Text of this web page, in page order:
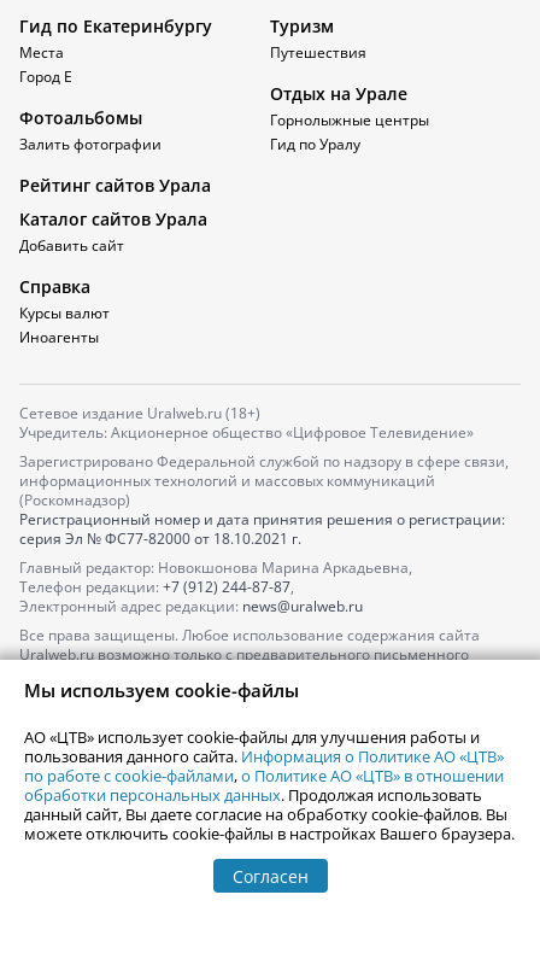
Гид по Екатеринбургу
Места
Город Е
Фотоальбомы
Залить фотографии
Туризм
Путешествия
Отдых на Урале
Горнолыжные центры
Гид по Уралу
Рейтинг сайтов Урала
Каталог сайтов Урала
Добавить сайт
Справка
Курсы валют
Иноагенты
Сетевое издание Uralweb.ru (18+)
Учредитель: Акционерное общество «Цифровое Телевидение»
Зарегистрировано Федеральной службой по надзору в сфере связи,
информационных технологий и массовых коммуникаций
(Роскомнадзор)
Регистрационный номер и дата принятия решения о регистрации:
серия Эл № ФС77-82000от 18.10.2021 г.
Главный редактор: Новокшонова Марина Аркадьевна,
Телефон редакции: +7 (912) 244-87-87,
Электронный адрес редакции: news@uralweb.ru
Все права защищены. Любое использование содержания сайта
Uralweb.ru возможно только с предварительного письменного
По вопросам размещения рекламы обращайтесь по тел.
По вопросам размещения информации в разделе «Афиша»
afisha@uralweb.ru
Пользовательское соглашение на использование сайта
Политика АО «ЦТВ» в отношении обработки персональных данных
Мы используем cookie-файлы
АО «ЦТВ» использует cookie-файлы для улучшения работы и
пользования данного сайта. Информация о Политике АО «ЦТВ»
по работе с cookie-файлами,о Политике АО «ЦТВ» в отношении
обработки персональных данных. Продолжая использовать
данный сайт, Вы даете согласие на обработку cookie-файлов. Вы
можете отключить cookie-файлы в настройках Вашего браузера.
Согласен